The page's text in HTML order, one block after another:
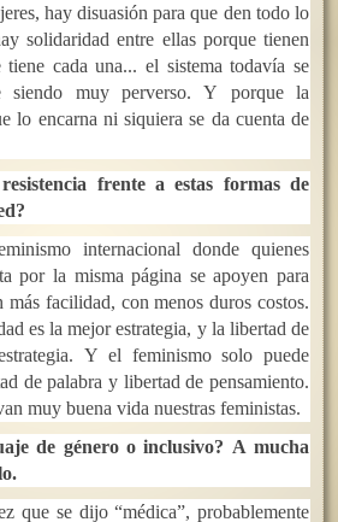
hay disuasión para que den todo lo
solidaridad entre ellas porque tienen
cada una... el sistema todavía se
siendo muy perverso. Y porque la
lo encarna ni siquiera se da cuenta de
frente a estas formas de
internacional donde quienes
por la misma página se apoyen para
más facilidad, con menos duros costos.
es la mejor estrategia, y la libertad de
Y el feminismo solo puede
de palabra y libertad de pensamiento.
muy buena vida nuestras feministas.
de género o inclusivo? A mucha
que se dijo “médica”, probablemente